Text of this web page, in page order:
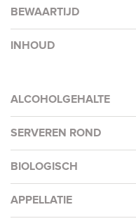
BEWAARTIJD
INHOUD
ALCOHOLGEHALTE
SERVEREN ROND
BIOLOGISCH
APPELLATIE